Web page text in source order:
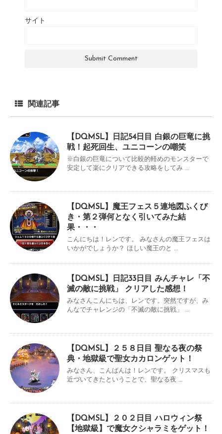
サイト
関連記事
【DQMSL】日記54日目 白銀の巨竜に挑
戦！起死回生、ユニコーンの嘲笑
※白銀の巨竜について比較的軽めのモンスターで
安定して楽にクリアできる攻略をしてみ ...
【DQMSL】魔王フェス５連地図ふくび
き・第２弾何となく引いてみた結
果・・・
こんにちは！レンです。 みなさんの魔王フェスは
いかがでしょうか？ ほしい魔王のと ...
【DQMSL】日記33日目 みんチャレ「不
滅の敵に挑戦」 クリアした感想！
みなさんこんにちは、レンです。突然ですが、み
んなでチャレンジの「不滅の敵に挑戦」 ...
【DQMSL】２５８日目 聖なる夜の祭
典・地獄級で聖女カカロンゲット！
みなさん、こんばんは！レンです。 クリスマスも
近づいてきたということで、聖なる夜 ...
【DQMSL】２０２日目 ハロウィン祭
【地獄級】で魔女クシャラミをゲット！